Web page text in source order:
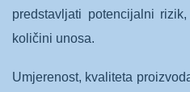
predstavljati potencijalni
količini unosa.
Umjerenost, kvaliteta